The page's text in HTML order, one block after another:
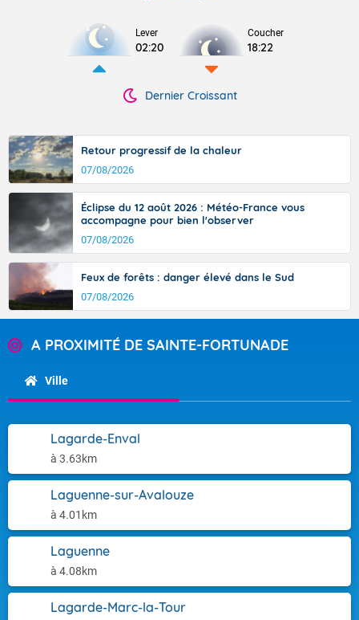
Lever
02:20
Coucher
18:22
Dernier Croissant
Retour progressif de la chaleur
07/08/2026
Éclipse du 12 août 2026 : Météo-France vous
accompagne pour bien l'observer
07/08/2026
Feux de forêts : danger élevé dans le Sud
07/08/2026
A PROXIMITÉ DE SAINTE-FORTUNADE
Ville
Lagarde-Enval
à 3.63km
Laguenne-sur-Avalouze
à 4.01km
Laguenne
à 4.08km
Lagarde-Marc-la-Tour